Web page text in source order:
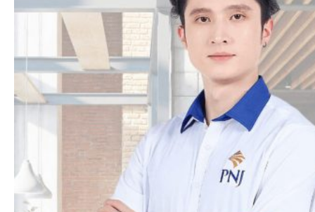
Đồng phục Mitu nhận In - Thêu theo yêu cầu.
Với công nghệ in
đa dạng & Hiện đại như: In
lụa (in lưới), In Pet, In chuyển nhiệt, In Kỹ thuật
số DTS.